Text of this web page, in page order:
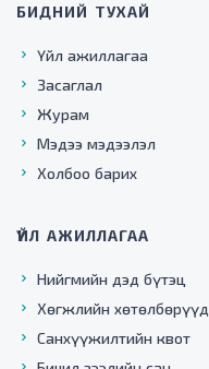
БИДНИЙ ТУХАЙ
Үйл ажиллагаа
Засаглал
Журам
Мэдээ мэдээлэл
Холбоо барих
ҮЙЛ АЖИЛЛАГАА
Нийгмийн дэд бүтэц
Хөгжлийн хөтөлбөрүүд
Санхүүжилтийн квот